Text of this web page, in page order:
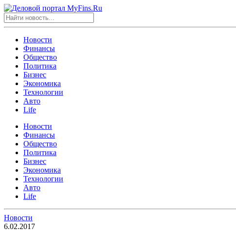
Новости
Финансы
Общество
Политика
Бизнес
Экономика
Технологии
Авто
Life
Новости
Финансы
Общество
Политика
Бизнес
Экономика
Технологии
Авто
Life
Новости
6.02.2017